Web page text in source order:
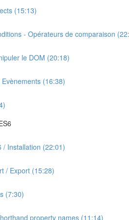
(15:13)
- Opérateurs de comparaison
le DOM (20:18)
(16:38)
/ Installation (22:01)
/ Export (15:28)
(7:30)
property names (11:14)